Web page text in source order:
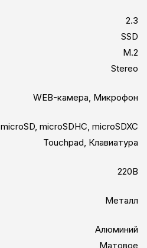
2.3
SSD
M.2
Stereo
WEB-камера, Микрофон
microSD, microSDHC, microSDXC
Touchpad, Клавиатура
220В
Металл
Алюминий
Матовое